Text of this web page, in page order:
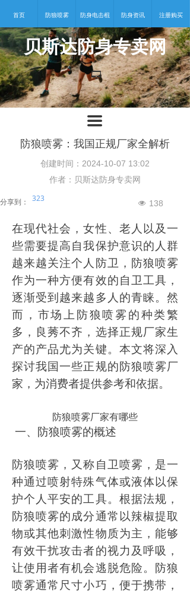
贝斯达防身专卖网
首页 防狼喷雾 防身电击棍 防身资讯 注册购买
넡
防狼喷雾：我国正规厂家全解析
在现代社会，女性、老人以及一
些需要提高自我保护意识的人群
越来越关注个人防卫，防狼喷雾
作为一种方便有效的自卫工具，
逐渐受到越来越多人的青睐。然
而，市场上防狼喷雾的种类繁
多，良莠不齐，选择正规厂家生
产的产品尤为关键。本文将深入
探讨我国一些正规的防狼喷雾厂
家，为消费者提供参考和依据。
防狼喷雾厂家有哪些
一、防狼喷雾的概述
防狼喷雾，又称自卫喷雾，是一
种通过喷射特殊气体或液体以保
护个人平安的工具。根据法规，
防狼喷雾的成分通常以辣椒提取
物或其他刺激性物质为主，能够
有效干扰攻击者的视力及呼吸，
让使用者有机会逃脱危险。防狼
喷雾通常尺寸小巧，便于携带，
넶 138
分享到： 323
创建时间： 2024-10-07 13:02
作者：贝斯达防身专卖网
끀